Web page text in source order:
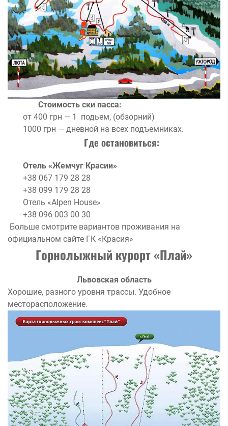
Стоимость ски пасса:
от 400 грн — 1 подьем, (обзорний)
1000 грн — дневной на всех подъемниках.
Где остановиться:
Отель «Жемчуг Красии»
+38 067 179 28 28
+38 099 179 28 28
Отель «Alpen House»
+38 096 003 00 30
Больше смотрите вариантов проживания на
официальном сайте ГК «Красия»
Горнолыжный курорт «Плай»
Львовская область
Хорошие, разного уровня трассы. Удобное
месторасположение.